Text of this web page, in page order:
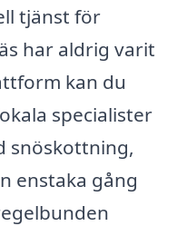
tjänst för
har aldrig varit
kan du
specialister
snöskottning,
enstaka gång